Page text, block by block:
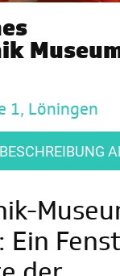
1, Löningen
Ein